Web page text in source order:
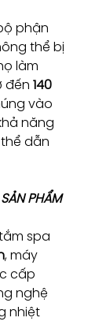
phận
thể bị
làm
đến 140
vào
năng
dẫn
PHẨM
spa
, máy
cấp
nghệ
nhiệt